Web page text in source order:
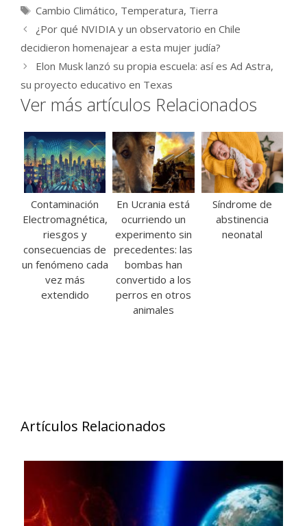
Etiquetas
Cambio Climático, Temperatura, Tierra
¿Por qué NVIDIA y un observatorio en Chile
decidieron homenajear a esta mujer judía?
Elon Musk lanzó su propia escuela: así es Ad Astra,
su proyecto educativo en Texas
Ver más artículos Relacionados
Contaminación
Electromagnética,
riesgos y
consecuencias de
un fenómeno cada
vez más
extendido
En Ucrania está
ocurriendo un
experimento sin
precedentes: las
bombas han
convertido a los
perros en otros
animales
Síndrome de
abstinencia
neonatal
Artículos Relacionados